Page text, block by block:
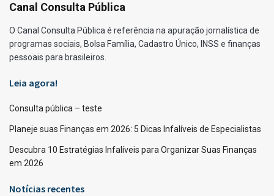
Canal Consulta Pública
O Canal Consulta Pública é referência na apuração jornalística de
programas sociais, Bolsa Família, Cadastro Único, INSS e finanças
pessoais para brasileiros.
Leia agora!
Consulta pública – teste
Planeje suas Finanças em 2026: 5 Dicas Infalíveis de Especialistas
Descubra 10 Estratégias Infalíveis para Organizar Suas Finanças
em 2026
Notícias recentes